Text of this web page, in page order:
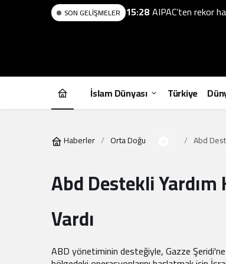
SON GELIŞMELER 15:28AIPAC’ten rekor
İslam Dünyası Türkiye
Haberler Orta Doğu Abd
Abd Destekli
Vardı
ABD yönetiminin desteğiyle, Gazze Şeridi'ne